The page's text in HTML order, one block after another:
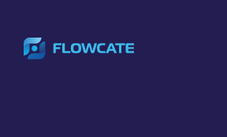
Inhalt
springen